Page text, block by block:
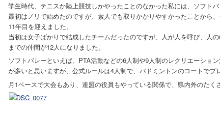
学生時代、テニスか陸上競技しかやったことのなかった私には、ソフト
最初はノリで始めたのですが、素人でも取りかかりやすかったことから
11年目を迎えました。
当初は女子ばかりで結成したチームだったのですが、人が人を呼び、人
までの仲間が12人になりました。
ソフトバレーといえば、PTA活動などの6人制や9人制のレクリエーショ
が多いと思いますが、公式ルールは4人制で、バドミントンのコートでプ
月1ペースで大会もあり、連盟の役員もやっている関係で、県内外のた